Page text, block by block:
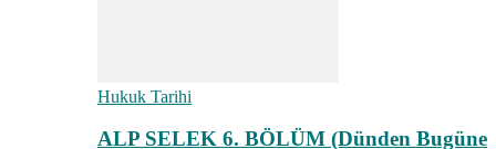
Hukuk Tarihi
ALP SELEK 6. BÖLÜM (Dünden Bugüne